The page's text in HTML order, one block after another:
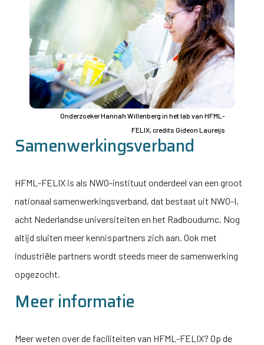
Onderzoeker Hannah Willenberg in het lab van HFML-
FELIX, credits Gideon Laureijs
Samenwerkingsverband
HFML-FELIX is als NWO-instituut onderdeel van een groot
nationaal samenwerkingsverband, dat bestaat uit NWO-I,
acht Nederlandse universiteiten en het Radboudumc. Nog
altijd sluiten meer kennispartners zich aan. Ook met
industriële partners wordt steeds meer de samenwerking
opgezocht.
Meer informatie
Meer weten over de faciliteiten van HFML-FELIX? Op de